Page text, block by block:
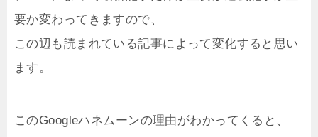
要か変わってきますので、
この辺も読まれている記事によって変化すると思い
ます。
このGoogleハネムーンの理由がわかってくると、